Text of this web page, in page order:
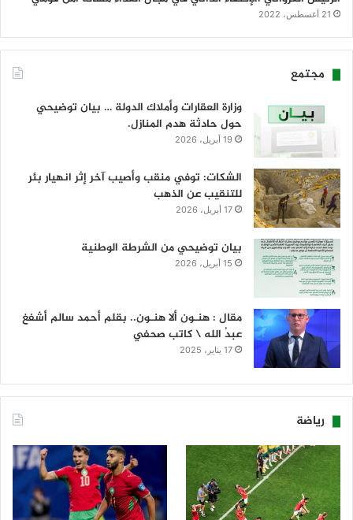
21 أغسطس، 2022
مجتمع
وزارة العقارات وأملاك الدولة … بيان توضيحي
حول حادثة هدم المنازل.
19 أبريل، 2026
الشكات: توفي منقب وأصيب آخر إثر انهيار بئر
للتنقيب عن الذهب
17 أبريل، 2026
بيان توضيحي من الشرطة الوطنية
15 أبريل، 2026
مقال : هنـون ألا هنـون.. بقلم أحمد سالم أشفغ
عبدُ الله \ كاتب صحفي
17 يناير، 2025
رياضة